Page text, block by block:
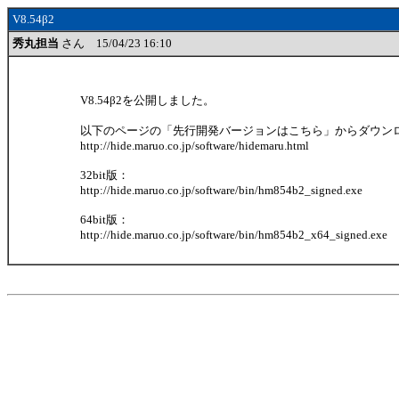
V8.54β2
秀丸担当 さん 15/04/23 16:10
V8.54β2を公開しました。
以下のページの「先行開発バージョンはこちら」からダウン
http://hide.maruo.co.jp/software/hidemaru.html
32bit版：
http://hide.maruo.co.jp/software/bin/hm854b2_signed.exe
64bit版：
http://hide.maruo.co.jp/software/bin/hm854b2_x64_signed.exe